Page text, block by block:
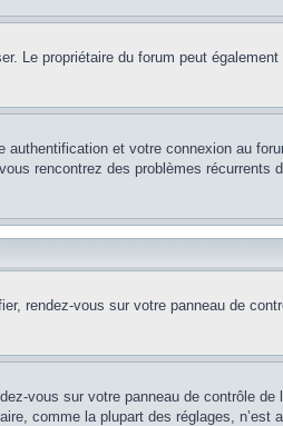
Le propriétaire du forum peut
et votre connexion au
rencontrez des problèmes récurrents
rendez-vous sur votre panneau de
vous sur votre panneau de contrôle
comme la plupart des réglages, n’est